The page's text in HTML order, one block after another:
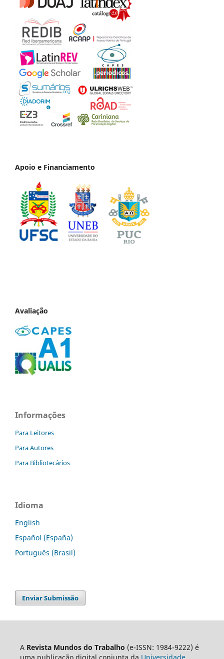
Apoio e Financiamento
Avaliação
Informações
Para Leitores
Para Autores
Para Bibliotecários
Idioma
English
Español (España)
Português (Brasil)
Enviar Submissão
A Revista Mundos do Trabalho (e-ISSN: 1984-9222) é